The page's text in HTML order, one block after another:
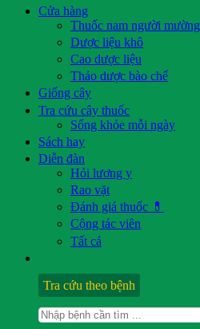
Cửa hàng
Thuốc nam người mường
Dược liệu khô
Cao dược liệu
Thảo dược bào chế
Giống cây
Tra cứu cây thuốc
Sống khỏe mỗi ngày
Sách hay
Diễn đàn
Hỏi lương y
Rao vặt
Đánh giá thuốc 💊
Cộng tác viên
Tất cả
Tra cứu theo bệnh